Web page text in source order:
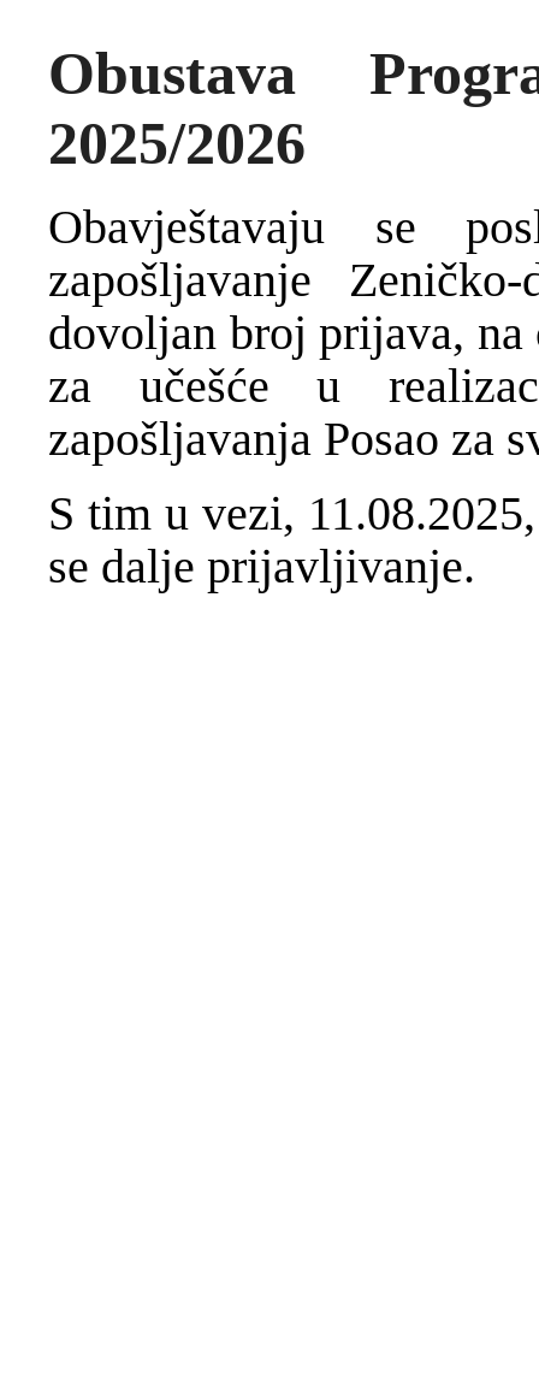
Obustava
2025/2026
Obavještavaju se
zapošljavanje
dovoljan broj prijava, na
za učešće u
zapošljavanja Posao za
S tim u vezi,
se dalje prijavljivanje.